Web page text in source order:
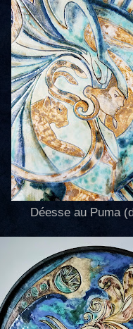
Déesse au Puma